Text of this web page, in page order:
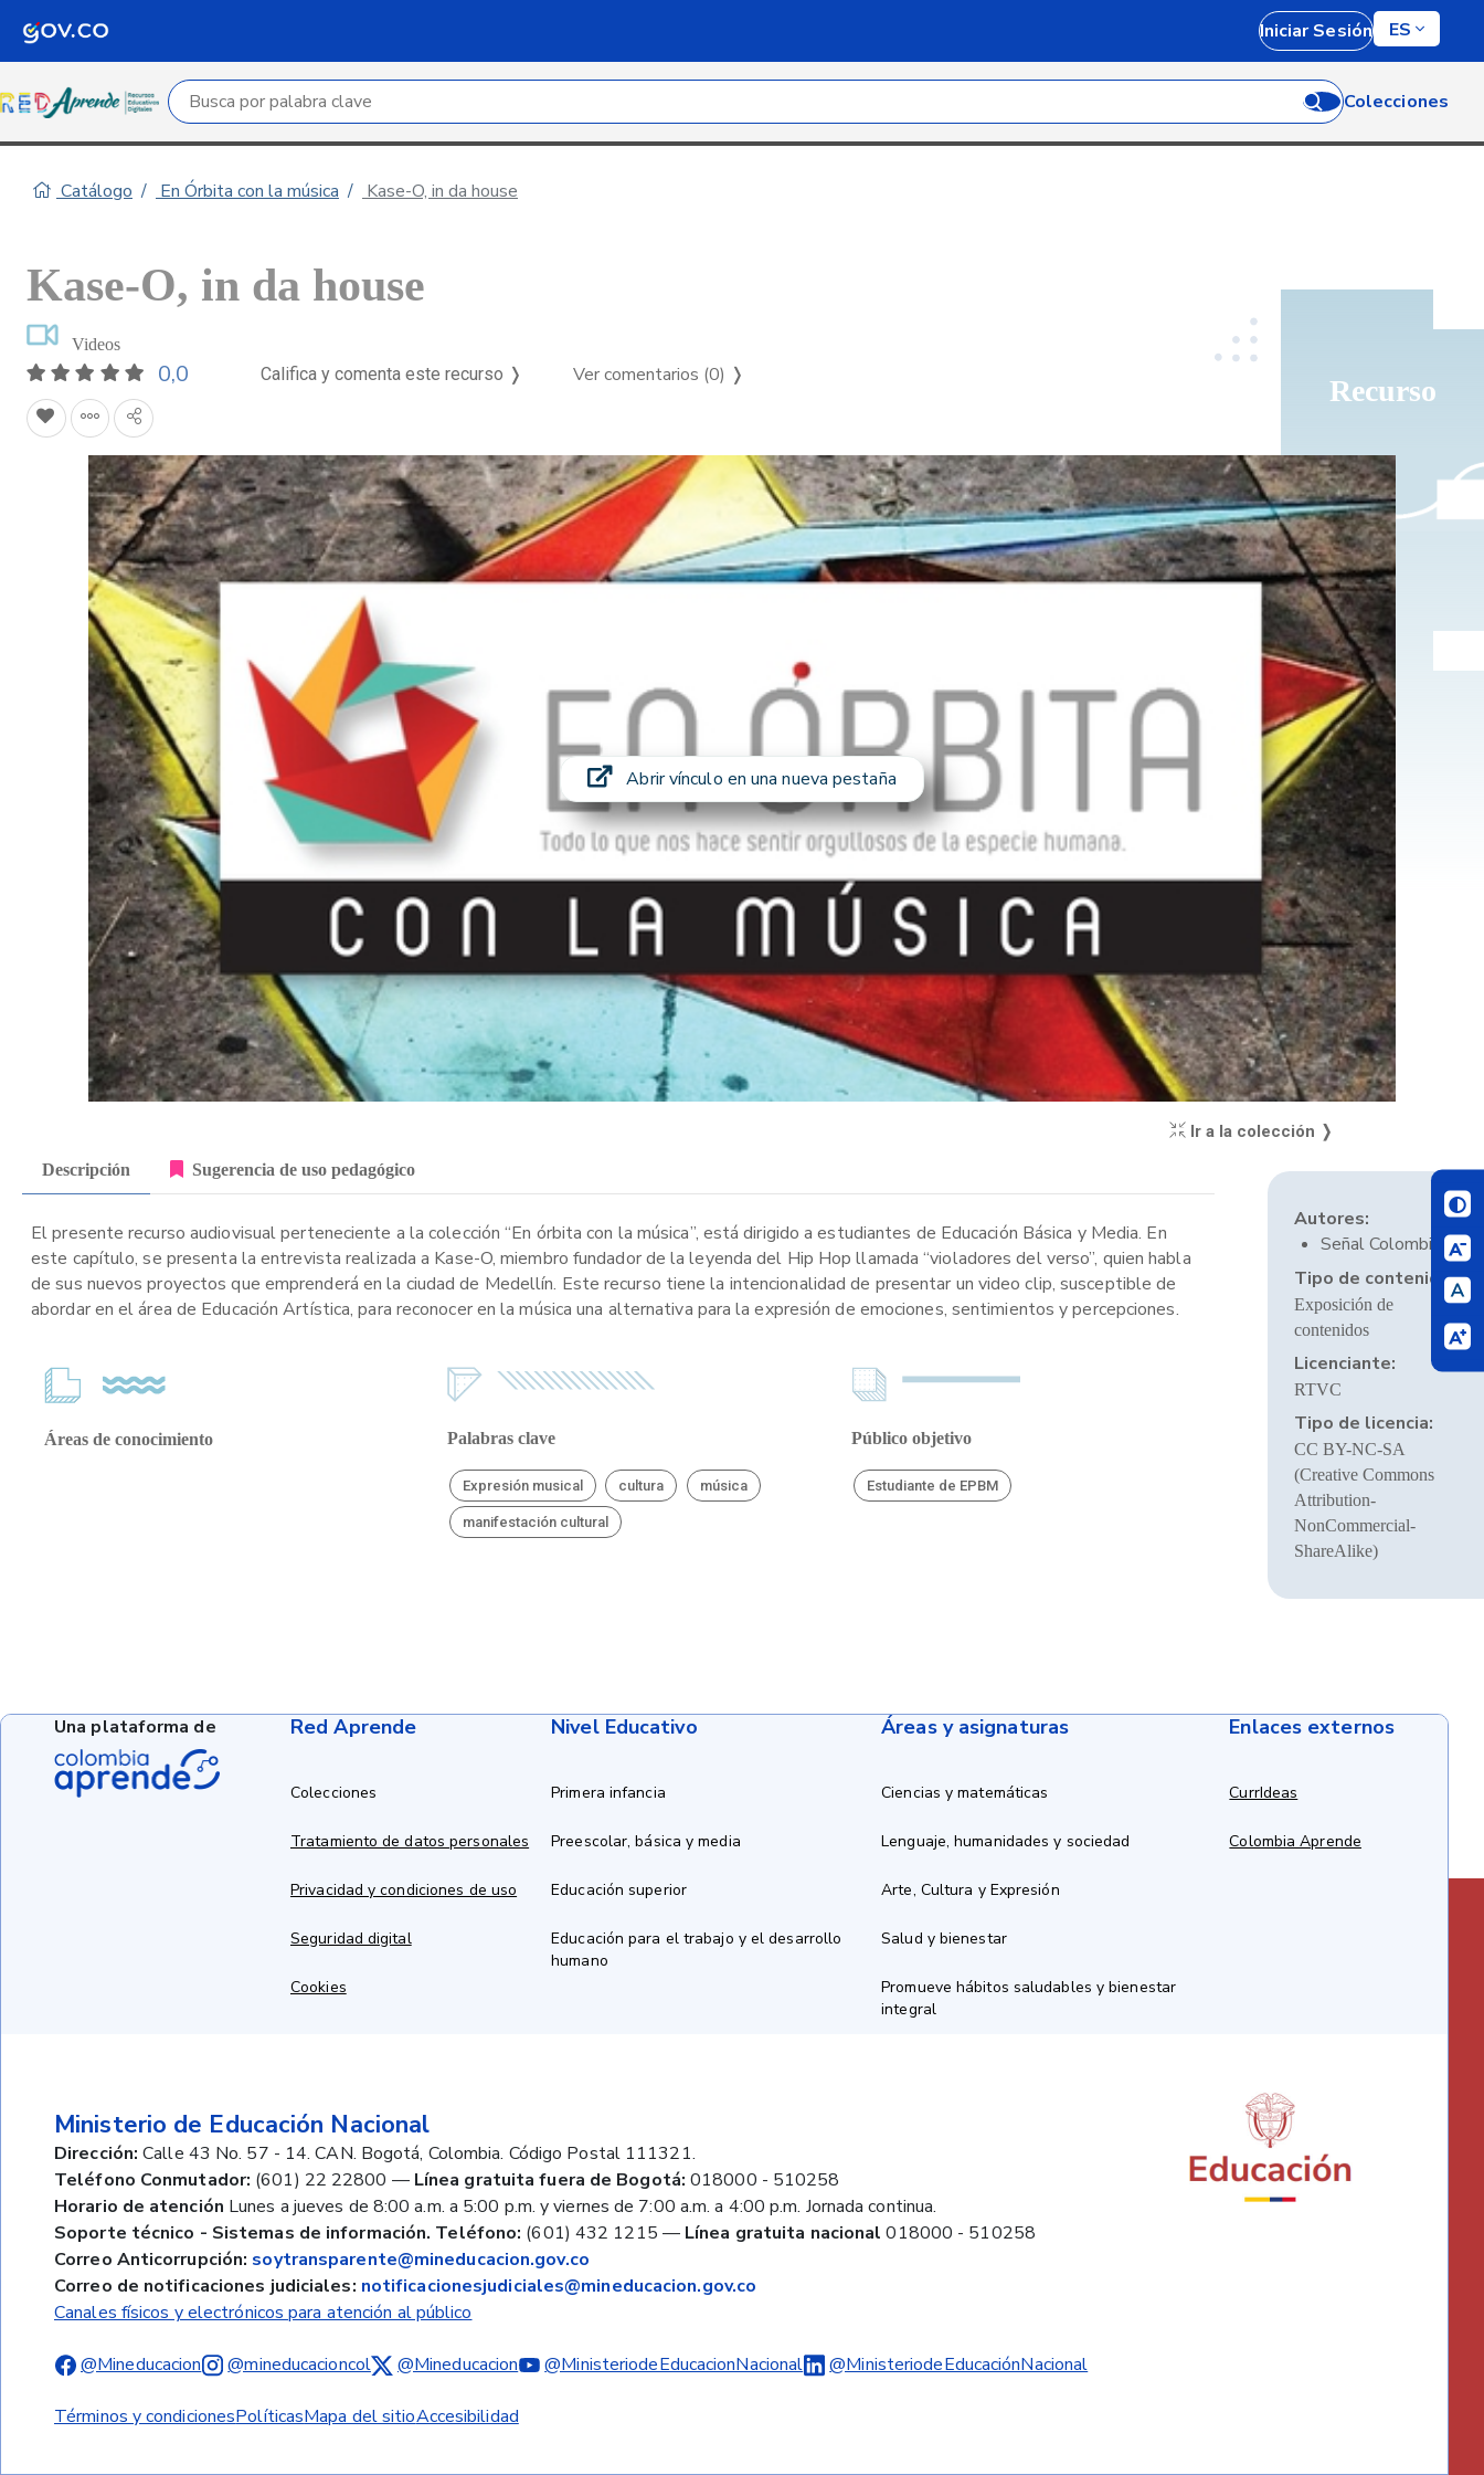
Iniciar Sesión ES
Campo de búsqueda por palabra clave Colecciones
Catálogo En Órbita con la música Kase-O, in da house
Recurso
Kase-O, in da house
Videos
0,0 Califica y comenta este recurso ❭ Ver comentarios (0) ❭
Abrir vínculo en una nueva pestaña
Ir a la colección ❭
Descripción Sugerencia de uso pedagógico
El presente recurso audiovisual perteneciente a la colección “En órbita con la música”, está dirigido a estudiantes de Educación Básica y Media. En
este capítulo, se presenta la entrevista realizada a Kase-O, miembro fundador de la leyenda del Hip Hop llamada “violadores del verso”, quien habla
de sus nuevos proyectos que emprenderá en la ciudad de Medellín. Este recurso tiene la intencionalidad de presentar un video clip, susceptible de
abordar en el área de Educación Artística, para reconocer en la música una alternativa para la expresión de emociones, sentimientos y percepciones.
Áreas de conocimiento Palabras clave
Expresión musical cultura música
manifestación cultural
Público objetivo
Estudiante de EPBM
Autores:
Señal Colombia
Tipo de contenido:
Exposición de
contenidos
Licenciante:
RTVC
Tipo de licencia:
CC BY-NC-SA
(Creative Commons
Attribution-
NonCommercial-
ShareAlike)
Red Aprende
Colecciones
Tratamiento de datos personales
Privacidad y condiciones de uso
Seguridad digital
Cookies
Nivel Educativo
Primera infancia
Preescolar, básica y media
Educación superior
Educación para el trabajo y el desarrollo
humano
Áreas y asignaturas
Ciencias y matemáticas
Lenguaje, humanidades y sociedad
Arte, Cultura y Expresión
Salud y bienestar
Promueve hábitos saludables y bienestar
integral
Enlaces externos
CurrIdeas
Colombia Aprende
Ministerio de Educación Nacional
Dirección: Calle 43 No. 57 - 14. CAN. Bogotá, Colombia. Código Postal 111321.
Teléfono Conmutador: (601) 22 22800 — Línea gratuita fuera de Bogotá: 018000 - 510258
Horario de atención Lunes a jueves de 8:00 a.m. a 5:00 p.m. y viernes de 7:00 a.m. a 4:00 p.m. Jornada continua.
Soporte técnico - Sistemas de información. Teléfono: (601) 432 1215 — Línea gratuita nacional 018000 - 510258
Correo Anticorrupción: soytransparente@mineducacion.gov.co
Correo de notificaciones judiciales: notificacionesjudiciales@mineducacion.gov.co
Canales físicos y electrónicos para atención al público
@Mineducacion @mineducacioncol @Mineducacion @MinisteriodeEducacionNacional @MinisteriodeEducaciónNacional
Términos y condicionesPolíticasMapa del sitioAccesibilidad
Una plataforma de